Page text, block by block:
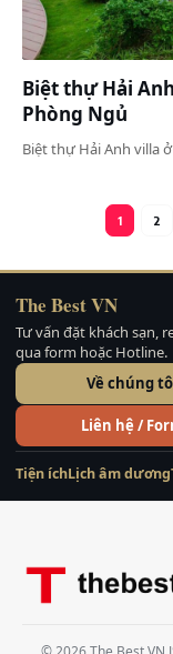
Biệt thự Hải
Phòng Ngủ
Biệt thự Hải Anh villa
1 2
The Best VN
Tư vấn đặt khách sạn,
qua form hoặc Hotline.
Về chúng
Liên hệ /
Tiện íchLịch âm dương